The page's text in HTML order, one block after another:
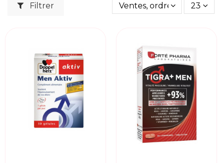
Filtrer Ventes, ordre décroissant
23